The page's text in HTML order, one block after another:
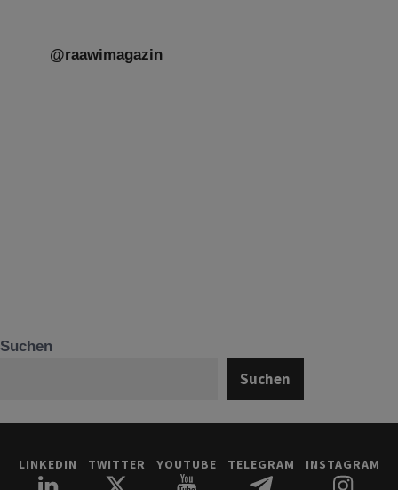
@raawimagazin
Suchen
Suchen
LINKEDIN TWITTER YOUTUBE TELEGRAM INSTAGRAM